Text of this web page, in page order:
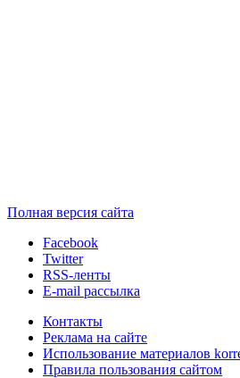
Полная версия сайта
Facebook
Twitter
RSS-ленты
E-mail рассылка
Контакты
Реклама на сайте
Использование материалов
Правила пользования сайтом